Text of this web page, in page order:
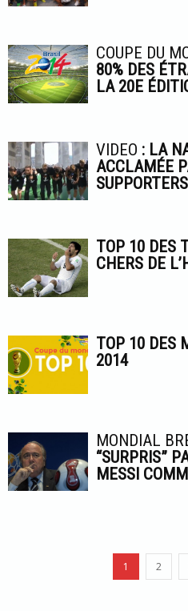
COUPE DU
80% DES
LA 20E
VIDEO : LA
ACCLAMÉE
SUPPORTERS
TOP 10 DES
CHERS DE
TOP 10 DES
2014
MONDIAL
“SURPRIS”
MESSI
1 2